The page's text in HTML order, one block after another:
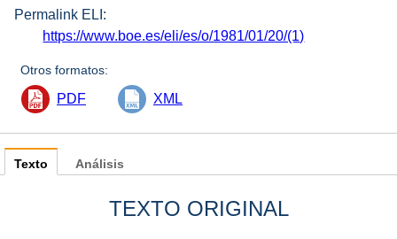
Permalink ELI:
https://www.boe.es/eli/es/o/1981/01/20/(1)
Otros formatos:
PDF XML
Texto
TEXTO ORIGINAL
Análisis